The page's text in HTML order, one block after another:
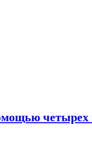
четырех